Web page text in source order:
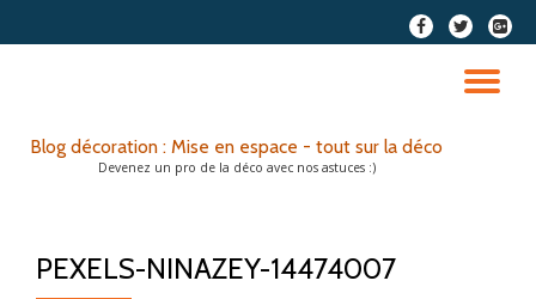
fa-
facebook
fa-
twitter
fa-
plus-
Blog décoration : Mise en espace - tout sur la déco
Devenez un pro de la déco avec nos astuces :)
PEXELS-NINAZEY-14474007